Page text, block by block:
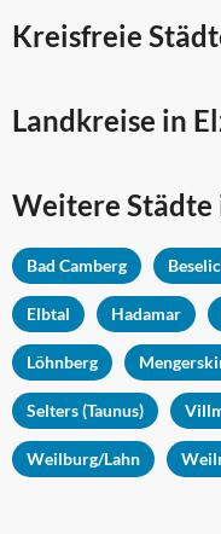
Kreisfreie
Landkreise in
Weitere Städte
Bad Camberg
Elbtal Hadamar
Löhnberg
Selters (Taunus)
Weilburg/Lahn